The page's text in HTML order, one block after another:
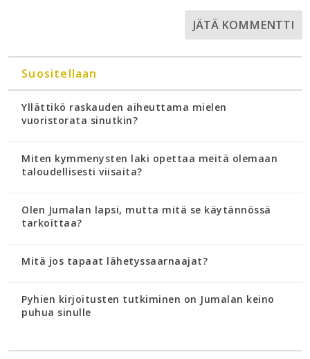
Suositellaan
Yllättikö raskauden aiheuttama mielen
vuoristorata sinutkin?
Miten kymmenysten laki opettaa meitä olemaan
taloudellisesti viisaita?
Olen Jumalan lapsi, mutta mitä se käytännössä
tarkoittaa?
Mitä jos tapaat lähetyssaarnaajat?
Pyhien kirjoitusten tutkiminen on Jumalan keino
puhua sinulle